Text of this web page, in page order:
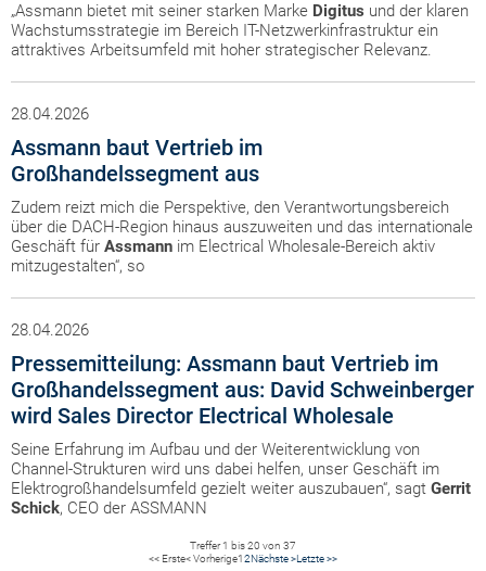
„Assmann bietet mit seiner starken Marke Digitus und der klaren
Wachstumsstrategie im Bereich IT-Netzwerkinfrastruktur ein
attraktives Arbeitsumfeld mit hoher strategischer Relevanz.
28.04.2026
Assmann baut Vertrieb im
Großhandelssegment aus
Zudem reizt mich die Perspektive, den Verantwortungsbereich
über die DACH-Region hinaus auszuweiten und das internationale
Geschäft für Assmann im Electrical Wholesale-Bereich aktiv
mitzugestalten“, so
28.04.2026
Pressemitteilung: Assmann baut Vertrieb im
Großhandelssegment aus: David Schweinberger
wird Sales Director Electrical Wholesale
Seine Erfahrung im Aufbau und der Weiterentwicklung von
Channel-Strukturen wird uns dabei helfen, unser Geschäft im
Elektrogroßhandelsumfeld gezielt weiter auszubauen“, sagt Gerrit
Schick, CEO der ASSMANN
Treffer 1 bis 20 von 37
<< Erste< Vorherige12Nächste >Letzte >>